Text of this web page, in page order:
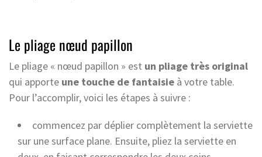
Le pliage nœud papillon
Le pliage « nœud papillon » est un pliage très original
qui apporte une touche de fantaisie à votre table.
Pour l’accomplir, voici les étapes à suivre :
commencez par déplier complètement la serviette
sur une surface plane. Ensuite, pliez la serviette en